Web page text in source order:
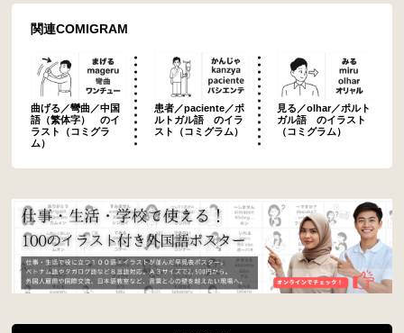
関連COMIGRAM
曲げる／彎曲／中国
語（繁体字） のイ
ラスト（コミグラ
ム）
患者／paciente／ポ
ルトガル語 のイラ
スト（コミグラム）
見る／olhar／ポルト
ガル語 のイラスト
（コミグラム）